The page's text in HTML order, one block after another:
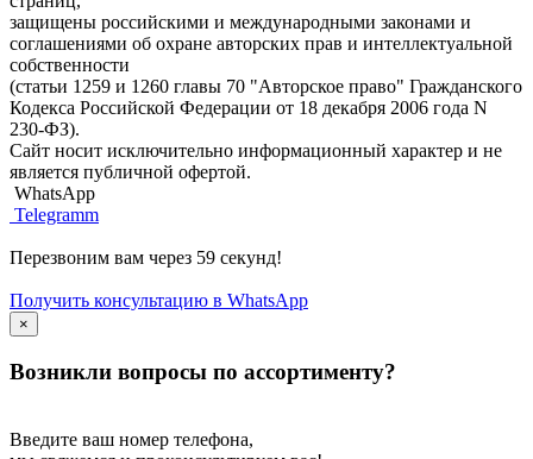
защищены российскими и международными законами и
соглашениями об охране авторских прав и интеллектуальной
собственности
(статьи 1259 и 1260 главы 70 "Авторское право" Гражданского
Кодекса Российской Федерации от 18 декабря 2006 года N
230-ФЗ).
Сайт носит исключительно информационный характер и не
является публичной офертой.
WhatsApp
Telegramm
Перезвоним вам через 59 секунд!
Получить консультацию в WhatsApp
×
Возникли вопросы по ассортименту?
Введите ваш номер телефона,